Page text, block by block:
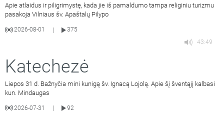
Apie atlaidus ir piligrimystę, kada jie iš pamaldumo tampa religiniu turizmu
pasakoja Vilniaus šv. Apaštalų Pilypo
2026-08-01
375
43:49
Katechezė
Liepos 31 d. Bažnyčia mini kunigą šv. Ignacą Lojolą. Apie šį šventąjį kalbasi
kun. Mindaugas
2026-07-31 92